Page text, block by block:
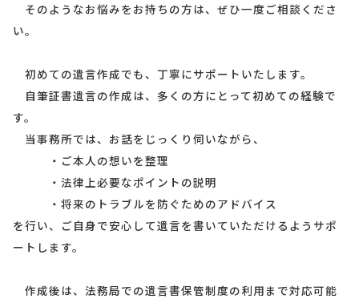
そのようなお悩みをお持ちの方は、ぜひ一度ご相談くださ
い。
初めての遺言作成でも、丁寧にサポートいたします。
自筆証書遺言の作成は、多くの方にとって初めての経験で
す。
当事務所では、お話をじっくり伺いながら、
・ご本人の想いを整理
・法律上必要なポイントの説明
・将来のトラブルを防ぐためのアドバイス
を行い、ご自身で安心して遺言を書いていただけるようサポ
ートします。
作成後は、法務局での遺言書保管制度の利用まで対応可能